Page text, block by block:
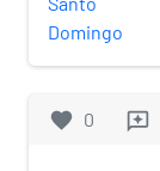
favorite 0 reviews